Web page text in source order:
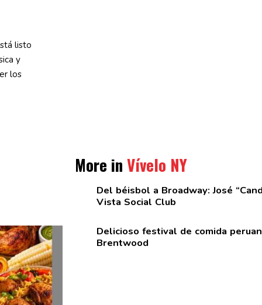
listo
y
los
More inVívelo NY
Del béisbol a Broadway: José
Vista Social Club
Delicioso festival de comida
Brentwood